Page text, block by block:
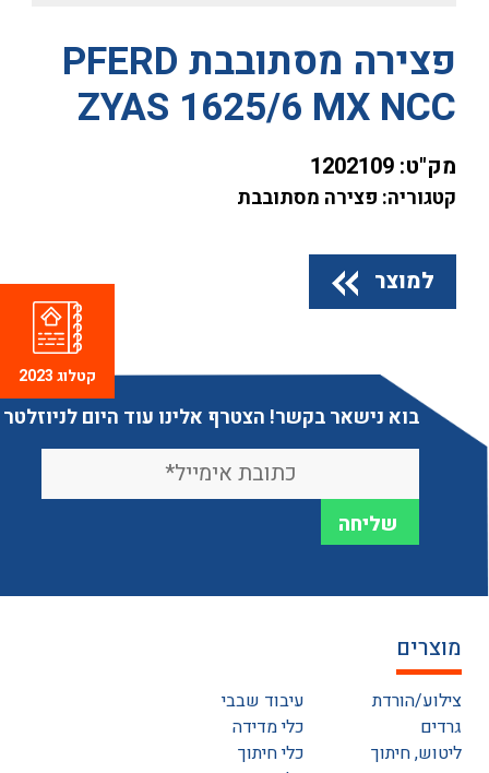
פצירה מסתובבת PFERD
ZYAS 1625/6 MX NCC
מק"ט: 1202109
קטגוריה: פצירה מסתובבת
למוצר
בוא נישאר בקשר! הצטרף אלינו עוד היום לניוזלטר
מוצרים
צילוע/הורדת
גרדים
ליטוש, חיתוך
עיבוד שבבי
כלי מדידה
כלי חיתוך
קטלוג 2023